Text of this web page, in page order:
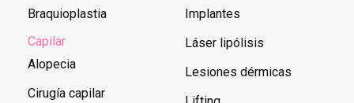
Braquioplastia
Capilar
Alopecia
Cirugía capilar
Implantes
Láser lipólisis
Lesiones dérmicas